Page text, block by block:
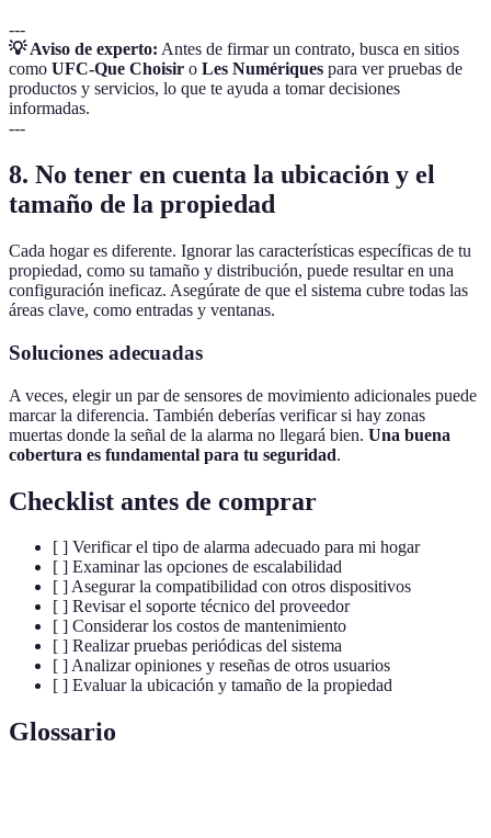
---
💡 Aviso de experto: Antes de firmar un contrato, busca en sitios
como UFC-Que Choisir o Les Numériques para ver pruebas de
productos y servicios, lo que te ayuda a tomar decisiones
informadas.
---
8. No tener en cuenta la ubicación y el
tamaño de la propiedad
Cada hogar es diferente. Ignorar las características específicas de tu
propiedad, como su tamaño y distribución, puede resultar en una
configuración ineficaz. Asegúrate de que el sistema cubre todas las
áreas clave, como entradas y ventanas.
Soluciones adecuadas
A veces, elegir un par de sensores de movimiento adicionales puede
marcar la diferencia. También deberías verificar si hay zonas
muertas donde la señal de la alarma no llegará bien. Una buena
cobertura es fundamental para tu seguridad.
Checklist antes de comprar
[ ] Verificar el tipo de alarma adecuado para mi hogar
[ ] Examinar las opciones de escalabilidad
[ ] Asegurar la compatibilidad con otros dispositivos
[ ] Revisar el soporte técnico del proveedor
[ ] Considerar los costos de mantenimiento
[ ] Realizar pruebas periódicas del sistema
[ ] Analizar opiniones y reseñas de otros usuarios
[ ] Evaluar la ubicación y tamaño de la propiedad
Glossario